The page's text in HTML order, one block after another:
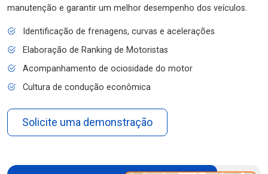
manutenção e garantir um melhor desempenho dos veículos.
Identificação de frenagens, curvas e acelerações
Elaboração de Ranking de Motoristas
Acompanhamento de ociosidade do motor
Cultura de condução econômica
Solicite uma demonstração